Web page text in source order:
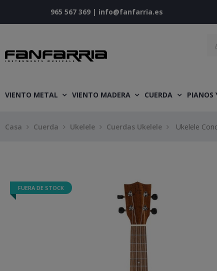
965 567 369 | info@fanfarria.es
VIENTO METAL VIENTO MADERA CUERDA PIANOS
Casa Cuerda Ukelele Cuerdas Ukelele Ukelele
FUERA DE STOCK